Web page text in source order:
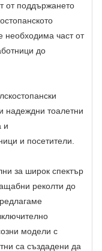
от поддържането
необходима част от
до
надеждни тоалетни
и
и посетители.
за широк спектър
реколти до
модели с
са създадени да